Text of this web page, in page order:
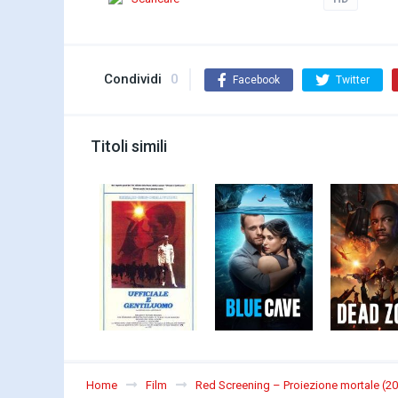
Condividi 0 Facebook Twitter
Titoli simili
Home Film Red Screening – Proiezione mortale